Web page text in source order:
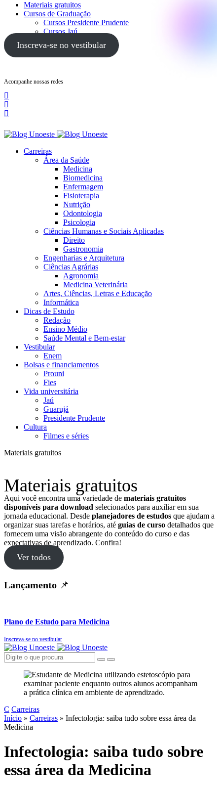
Materiais gratuitos
Cursos de Graduação
Cursos Presidente Prudente
Cursos Jaú
Cursos Guarujá
Inscreva-se no vestibular
Acompanhe nossas redes
Carreiras
Área da Saúde
Medicina
Biomedicina
Enfermagem
Fisioterapia
Nutrição
Odontologia
Psicologia
Ciências Humanas e Sociais Aplicadas
Direito
Gastronomia
Engenharias e Arquitetura
Ciências Agrárias
Agronomia
Medicina Veterinária
Artes, Ciências, Letras e Educação
Informática
Dicas de Estudo
Redação
Ensino Médio
Saúde Mental e Bem-estar
Vestibular
Enem
Bolsas e financiamentos
Prouni
Fies
Vida universitária
Jaú
Guarujá
Presidente Prudente
Cultura
Filmes e séries
Materiais gratuitos
Materiais gratuitos
Aqui você encontra uma variedade de materiais gratuitos
disponíveis para download selecionados para auxiliar em sua
jornada educacional. Desde planejadores de estudos que ajudam a
organizar suas tarefas e horários, até guias de curso detalhados que
fornecem uma visão abrangente do conteúdo do curso e das
expectativas de aprendizado. Confira!
Ver todos
Lançamento 📌
Plano de Estudo para Medicina
Inscreva-se no vestibular
C Carreiras
Início » Carreiras » Infectologia: saiba tudo sobre essa área da
Medicina
Infectologia: saiba tudo sobre
essa área da Medicina